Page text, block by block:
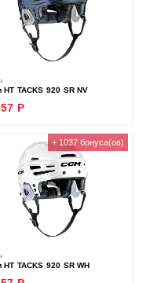
TACKS 920 SR NV
Р
+ 1037 бонуса(ов)
TACKS 920 SR WH